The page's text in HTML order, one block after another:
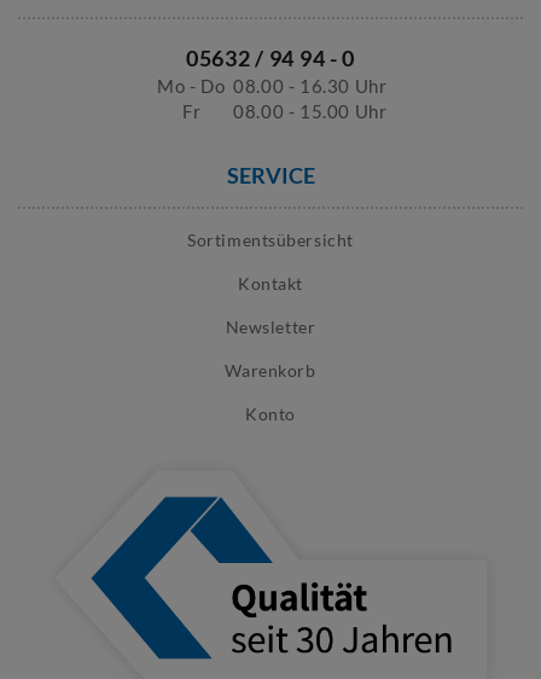
05632 / 94 94 - 0
Mo - Do 08.00 - 16.30 Uhr
Fr
08.00 - 15.00 Uhr
SERVICE
Sortimentsübersicht
Kontakt
Newsletter
Warenkorb
Konto